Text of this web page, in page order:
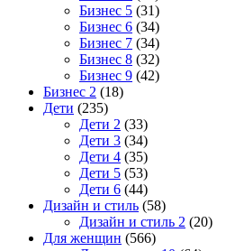
Бизнес 5 (31)
Бизнес 6 (34)
Бизнес 7 (34)
Бизнес 8 (32)
Бизнес 9 (42)
Бизнес 2 (18)
Дети (235)
Дети 2 (33)
Дети 3 (34)
Дети 4 (35)
Дети 5 (53)
Дети 6 (44)
Дизайн и стиль (58)
Дизайн и стиль 2 (20)
Для женщин (566)